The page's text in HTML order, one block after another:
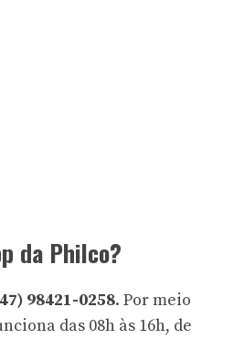
da Philco?
98421-0258. Por meio
das 08h às 16h, de